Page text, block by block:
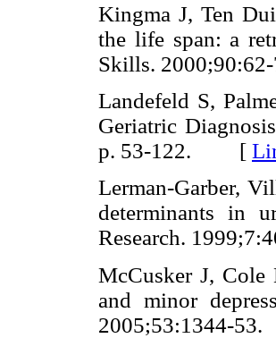
Kingma J, Ten
the life span: a
Skills.
Landefeld S,
Geriatric
p. 53-122. [
Lerman-Garber,
determinants in
Research.
McCusker J, Cole
and minor
2005;53:1344-